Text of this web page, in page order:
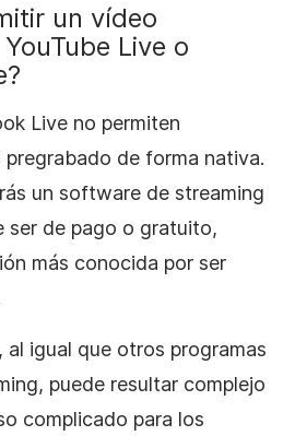
un vídeo
Live o
Live no permiten
de forma nativa.
un software de streaming
ser de pago o gratuito,
más conocida por ser
al igual que otros programas
puede resultar complejo
complicado para los